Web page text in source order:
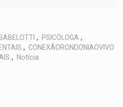
, PSICÓLOGA ,
, CONEXÃORONDONIAOVIVO
, Notícia